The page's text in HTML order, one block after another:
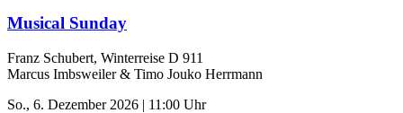
Musical Sunday
Franz Schubert, Winterreise D 911
Marcus Imbsweiler & Timo Jouko Herrmann
So., 6. Dezember 2026 | 11:00 Uhr